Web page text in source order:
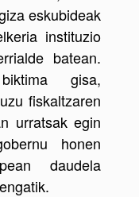
eskubideak
instituzio
batean.
gisa,
fiskaltzaren
urratsak egin
honen
daudela